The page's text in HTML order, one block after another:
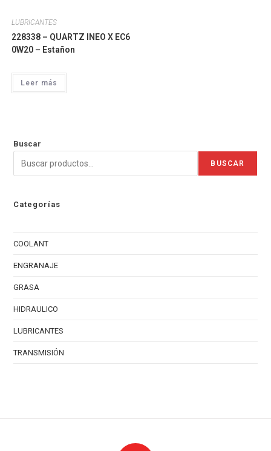
LUBRICANTES
228338 – QUARTZ INEO X EC6
0W20 – Estañon
Leer más
Buscar
BUSCAR
Categorías
COOLANT
ENGRANAJE
GRASA
HIDRAULICO
LUBRICANTES
TRANSMISIÓN